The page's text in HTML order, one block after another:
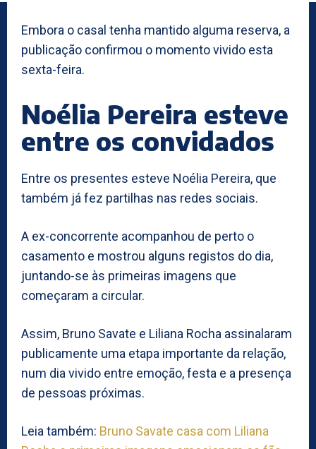
Embora o casal tenha mantido alguma reserva, a
publicação confirmou o momento vivido esta
sexta-feira.
Noélia Pereira esteve
entre os convidados
Entre os presentes esteve Noélia Pereira, que
também já fez partilhas nas redes sociais.
A ex-concorrente acompanhou de perto o
casamento e mostrou alguns registos do dia,
juntando-se às primeiras imagens que
começaram a circular.
Assim, Bruno Savate e Liliana Rocha assinalaram
publicamente uma etapa importante da relação,
num dia vivido entre emoção, festa e a presença
de pessoas próximas.
Leia também: Bruno Savate casa com Liliana